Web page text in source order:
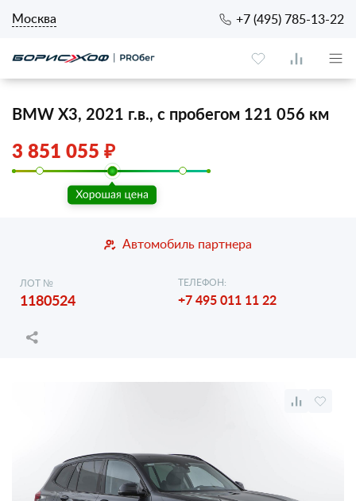
Москва +7 (495) 785-13-22
BMW X3, 2021 г.в., с пробегом 121 056 км
3 851 055 ₽
Автомобиль партнера
ЛОТ №
1180524
ТЕЛЕФОН:
+7 495 011 11 22